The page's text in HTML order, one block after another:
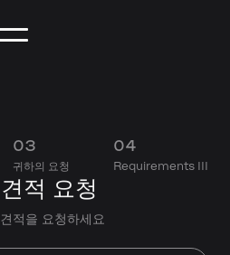
03
귀하의 요청
04
Requirements III
적 요청
적을 요청하세요